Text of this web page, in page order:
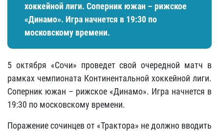
хоккейной лиги. Соперник южан – рижское
«Динамо». Игра начнется в 19:30 по
московскому времени.
5 октября «Сочи» проведет свой очередной матч в
рамках чемпионата Континентальной хоккейной лиги.
Соперник южан – рижское «Динамо». Игра начнется в
19:30 по московскому времени.
Поражение сочинцев от «Трактора» не должно вводить